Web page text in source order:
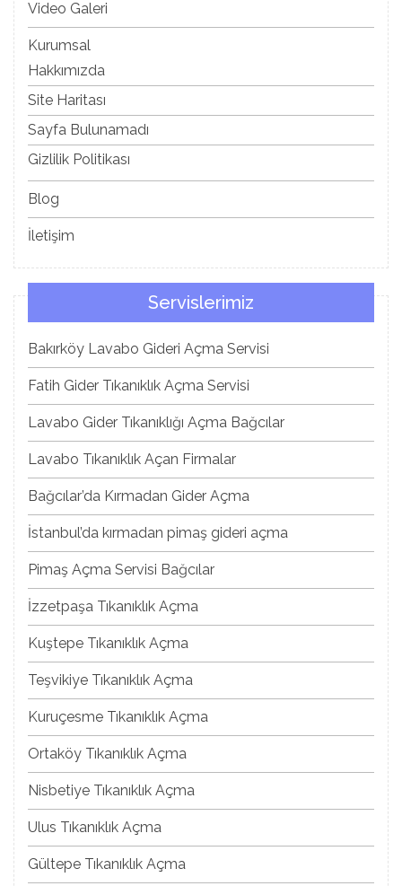
Video Galeri
Kurumsal
Hakkımızda
Site Haritası
Sayfa Bulunamadı
Gizlilik Politikası
Blog
İletişim
Servislerimiz
Bakırköy Lavabo Gideri Açma Servisi
Fatih Gider Tıkanıklık Açma Servisi
Lavabo Gider Tıkanıklığı Açma Bağcılar
Lavabo Tıkanıklık Açan Firmalar
Bağcılar’da Kırmadan Gider Açma
İstanbul’da kırmadan pimaş gideri açma
Pimaş Açma Servisi Bağcılar
İzzetpaşa Tıkanıklık Açma
Kuştepe Tıkanıklık Açma
Teşvikiye Tıkanıklık Açma
Kuruçesme Tıkanıklık Açma
Ortaköy Tıkanıklık Açma
Nisbetiye Tıkanıklık Açma
Ulus Tıkanıklık Açma
Gültepe Tıkanıklık Açma